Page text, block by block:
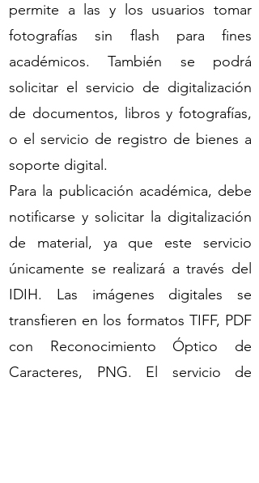
permite a las y los usuarios tomar
fotografías sin flash para fines
académicos. También se podrá
solicitar el servicio de digitalización
de documentos, libros y fotografías,
o el servicio de registro de bienes a
soporte digital.
Para la publicación académica, debe
notificarse y solicitar la digitalización
de material, ya que este servicio
únicamente se realizará a través del
IDIH. Las imágenes digitales se
transfieren en los formatos TIFF, PDF
con Reconocimiento Óptico de
Caracteres, PNG. El servicio de